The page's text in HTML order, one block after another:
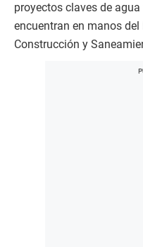
proyectos claves de
encuentran en manos
Construcción y